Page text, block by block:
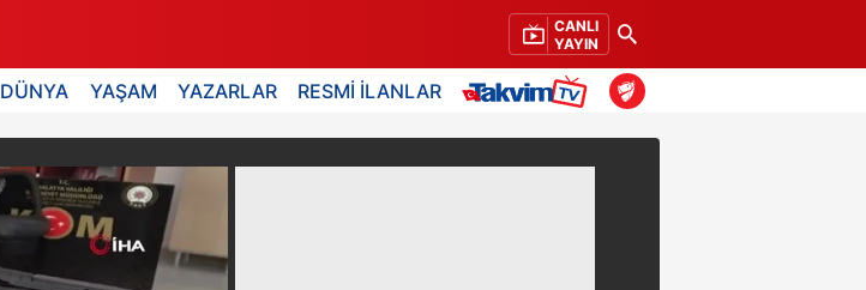
CANLI
YAYIN
DÜNYA YAŞAM YAZARLAR RESMİ İLANLAR